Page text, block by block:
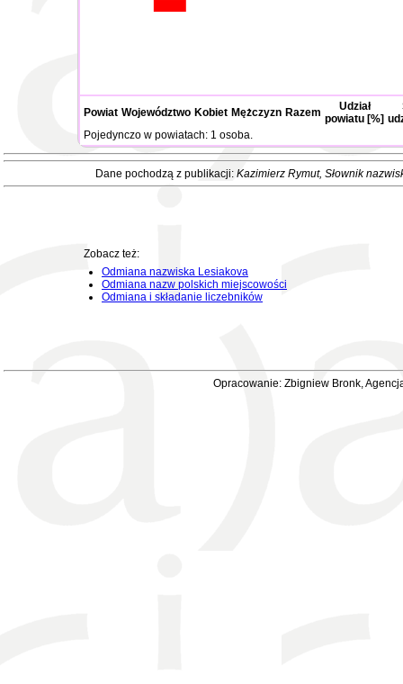
Powiat Województwo Kobiet Mężczyzn Razem
Udział
powiatu [%]
Pojedynczo w powiatach: 1 osoba.
Dane pochodzą z publikacji: Kazimierz Rymut, Słownik
Zobacz też:
Odmiana nazwiska Lesiakova
Odmiana nazw polskich miejscowości
Odmiana i składanie liczebników
Opracowanie: Zbigniew Bronk,